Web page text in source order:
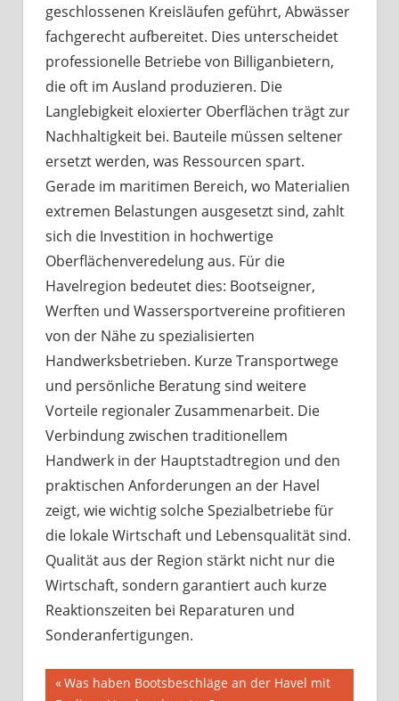
geschlossenen Kreisläufen geführt, Abwässer
fachgerecht aufbereitet. Dies unterscheidet
professionelle Betriebe von Billiganbietern,
die oft im Ausland produzieren. Die
Langlebigkeit eloxierter Oberflächen trägt zur
Nachhaltigkeit bei. Bauteile müssen seltener
ersetzt werden, was Ressourcen spart.
Gerade im maritimen Bereich, wo Materialien
extremen Belastungen ausgesetzt sind, zahlt
sich die Investition in hochwertige
Oberflächenveredelung aus. Für die
Havelregion bedeutet dies: Bootseigner,
Werften und Wassersportvereine profitieren
von der Nähe zu spezialisierten
Handwerksbetrieben. Kurze Transportwege
und persönliche Beratung sind weitere
Vorteile regionaler Zusammenarbeit. Die
Verbindung zwischen traditionellem
Handwerk in der Hauptstadtregion und den
praktischen Anforderungen an der Havel
zeigt, wie wichtig solche Spezialbetriebe für
die lokale Wirtschaft und Lebensqualität sind.
Qualität aus der Region stärkt nicht nur die
Wirtschaft, sondern garantiert auch kurze
Reaktionszeiten bei Reparaturen und
Sonderanfertigungen.
Beitragsnavigation
Vorheriger
Was haben Bootsbeschläge an der Havel mit